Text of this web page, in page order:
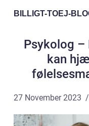
BILLIGT-TOEJ-
Psykolog –
kan
27 November 2023